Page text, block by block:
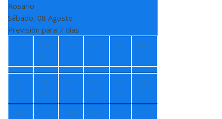
Rosario
Sábado, 08 Agosto
Previsión para 7 días
Vie
Do
m
Lun
Ma
r
Mi
é
Jue
+1
5°
+1
7°
+1
4°
+1
3°
+9
°
+11
°
+5° +5° +4° +5° +8
+9°